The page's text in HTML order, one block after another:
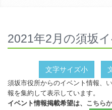
2021年2月の須坂
文字サイズ小
須坂市役所からのイベント情報、
報を集約して表示しています。
イベント情報掲載希望は、 こちら